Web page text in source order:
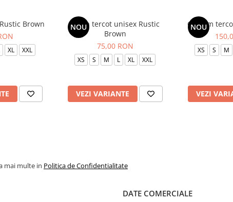
Brown
XL XXL
NOU
Bluza tercot unisex Rustic
Brown
75,00 RON
XS S M L XL XXL
VEZI VARIANTE
NOU
Costum
XS S M
VEZI
mai multe in Politica de Confidentialitate
DATE COMERCIALE